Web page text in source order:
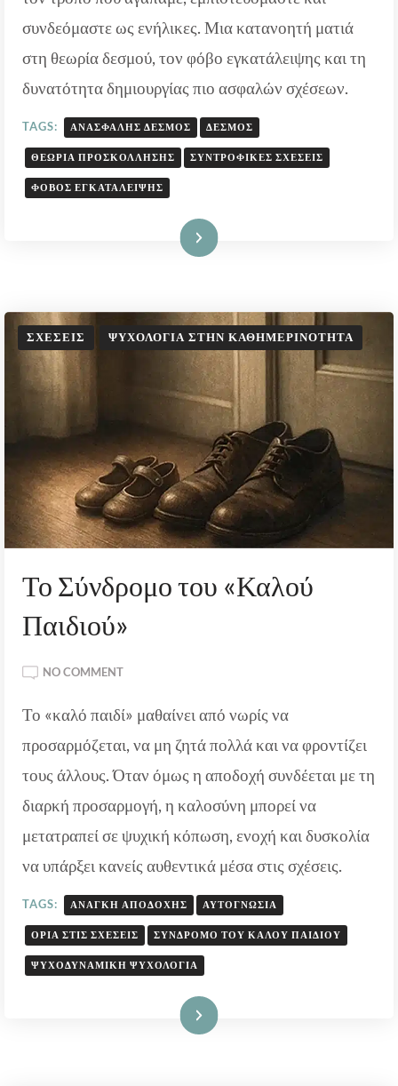
ΤΡΌΠΟΣ
ΠΟΥ
ΔΕΘΉΚΑΜΕ
ΩΣ
ΠΑΙΔΙΆ
ΕΠΗΡΕΆΖΕΙ
ΤΙΣ
ΣΧΈΣΕΙΣ
ΜΑΣ
συνδεόμαστε ως ενήλικες. Μια κατανοητή ματιά
στη θεωρία δεσμού, τον φόβο εγκατάλειψης και τη
δυνατότητα δημιουργίας πιο ασφαλών σχέσεων.
TAGS: ΑΝΑΣΦΑΛΉΣ ΔΕΣΜΌΣ ΔΕΣΜΌΣ
ΘΕΩΡΊΑ ΠΡΟΣΚΌΛΛΗΣΗΣ ΣΥΝΤΡΟΦΙΚΈΣ ΣΧΈΣΕΙΣ
ΦΌΒΟΣ ΕΓΚΑΤΆΛΕΙΨΗΣ
Διαβάστε Περισσότερα
ΣΧΈΣΕΙΣ ΨΥΧΟΛΟΓΊΑ ΣΤΗΝ ΚΑΘΗΜΕΡΙΝΌΤΗΤΑ
Το Σύνδρομο του «Καλού
Παιδιού»
NO COMMENTON
ΣΎΝΔΡΟΜΟ
«ΚΑΛΟΎ
ΠΑΙΔΙΟΎ»
Το «καλό παιδί» μαθαίνει από νωρίς να
προσαρμόζεται, να μη ζητά πολλά και να φροντίζει
τους άλλους. Όταν όμως η αποδοχή συνδέεται με τη
διαρκή προσαρμογή, η καλοσύνη μπορεί να
μετατραπεί σε ψυχική κόπωση, ενοχή και δυσκολία
να υπάρξει κανείς αυθεντικά μέσα στις σχέσεις.
TAGS: ΑΝΆΓΚΗ ΑΠΟΔΟΧΉΣ ΑΥΤΟΓΝΩΣΊΑ
ΌΡΙΑ ΣΤΙΣ ΣΧΈΣΕΙΣ ΣΎΝΔΡΟΜΟ ΤΟΥ ΚΑΛΟΎ ΠΑΙΔΙΟΎ
ΨΥΧΟΔΥΝΑΜΙΚΉ ΨΥΧΟΛΟΓΊΑ
Διαβάστε Περισσότερα